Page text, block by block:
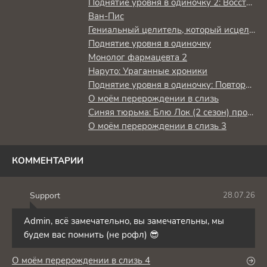
Поднятие уровня в одиночку 2: Восстаньте из тени
Ван-Пис
Гениальный целитель, который исцелял в одно мгновение, но был изгнан как бесполезный, теперь наслаждается жизнью в качестве тёмного целителя
Поднятие уровня в одиночку
Монолог фармацевта 2
Наруто: Ураганные хроники
Поднятие уровня в одиночку: Повторное пробуждение
О моём перерождении в слизь
Синяя тюрьма: Блю Лок (2 сезон) против юношеской сборной Японии
О моём перерождении в слизь 3
КОММЕНТАРИИ
Support 28.07.26
Admin, всё замечательно, вы замечательны, мы
будем вас помнить (не рофл) 😎
О моём перерождении в слизь 4